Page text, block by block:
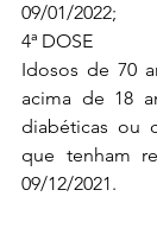
09/01/2022;
4ª DOSE
Idosos de 70
acima de 18
diabéticas ou
que tenham
09/12/2021.